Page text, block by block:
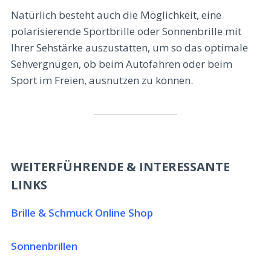
Natürlich besteht auch die Möglichkeit, eine
polarisierende Sportbrille oder Sonnenbrille mit
Ihrer Sehstärke auszustatten, um so das optimale
Sehvergnügen, ob beim Autofahren oder beim
Sport im Freien, ausnutzen zu können.
WEITERFÜHRENDE & INTERESSANTE
LINKS
Brille & Schmuck Online Shop
Sonnenbrillen